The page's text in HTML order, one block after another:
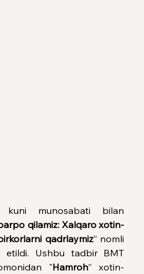
kuni munosabati bilan
qilamiz: Xalqaro xotin-
qadrlaymiz” nomli
etildi. Ushbu tadbir BMT
"Hamroh” xotin-